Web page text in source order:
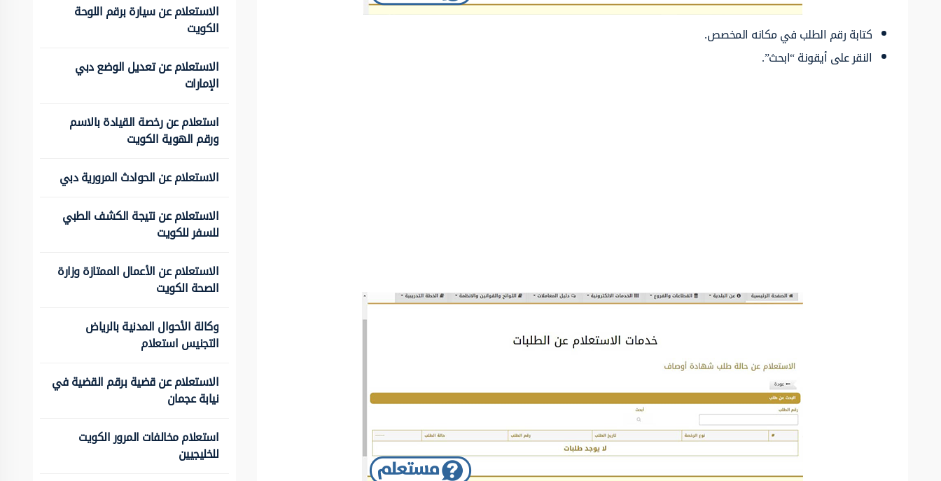
كتابة رقم الطلب في مكانه المخصص.
النقر على أيقونة “ابحث”.
الاستعلام عن سيارة برقم اللوحة
الكويت
الاستعلام عن تعديل الوضع دبي
الإمارات
استعلام عن رخصة القيادة بالاسم
ورقم الهوية الكويت
الاستعلام عن الحوادث المرورية دبي
الاستعلام عن نتيجة الكشف الطبي
للسفر للكويت
الاستعلام عن الأعمال الممتازة وزارة
الصحة الكويت
وكالة الأحوال المدنية بالرياض
التجنيس استعلام
الاستعلام عن قضية برقم القضية في
نيابة عجمان
استعلام مخالفات المرور الكويت
للخليجيين